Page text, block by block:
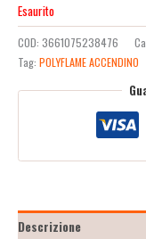
Esaurito
COD: 3661075238476
Tag: POLYFLAME ACCENDINO
Descrizione